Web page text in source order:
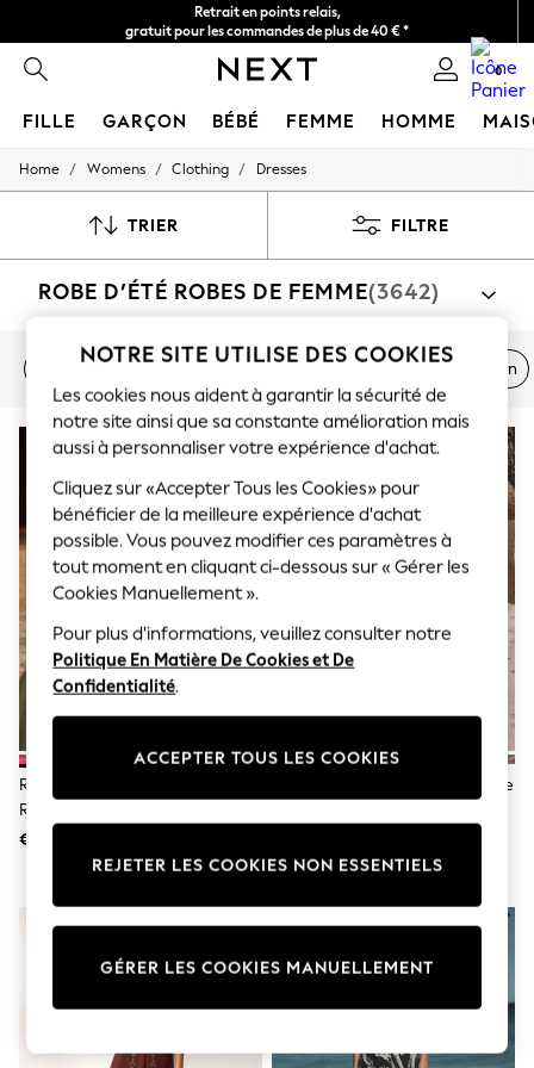
Retrait en points relais,
gratuit pour les commandes de plus de 40 € *
Livraison en 2-3 jours ouvrés*
0
FILLE GARÇON BÉBÉ FEMME HOMME
HOLIDAY SHOP
All Swimwear
Beach Dresses & Kaftans
Sliders
Jumpsuits & Playsuits
Linen Collection
Sandals
Shorts
Sun Hats & Caps
T-Shirts & Vests
Sunglasses
Men's Holiday Shop
All Swimwear
Bags & Luggage
Footwear
Hats
Linen Collection
Loafers
Sandals & Flipflops
T-Shirts
Boys Holiday Shop
All Swimwear
Sun Hats & Caps
Rash Vests
Shirts
Home / Womens / Clothing / Dresses
TRIER FILTRE
ROBE D’ÉTÉ ROBES DE FEMME(3642)
Robes à fleurs Robes de jour Robes Robes en jean
Rouge - Robe Mi-Longue Love &
Roses Brazilia Imprimée À Col En
V Et Manches Ballon
€ 77
Cream/Rose Motif Paisley - Robe
NOTRE SITE UTILISE DES COOKIES
Les cookies nous aident à garantir la sécurité de
notre site ainsi que sa constante amélioration mais
aussi à personnaliser votre expérience d'achat.
Cliquez sur «Accepter Tous les Cookies» pour
bénéficier de la meilleure expérience d'achat
possible. Vous pouvez modifier ces paramètres à
tout moment en cliquant ci-dessous sur « Gérer les
Cookies Manuellement ».
Pour plus d'informations, veuillez consulter notre
Politique En Matière De Cookies et De
Confidentialité.
ACCEPTER TOUS LES COOKIES
GÉRER LES COOKIES MANUELLEMENT
REJETER LES COOKIES NON ESSENTIELS